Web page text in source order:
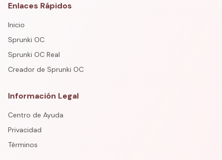
Enlaces Rápidos
Inicio
Sprunki OC
Sprunki OC Real
Creador de Sprunki OC
Información Legal
Centro de Ayuda
Privacidad
Términos